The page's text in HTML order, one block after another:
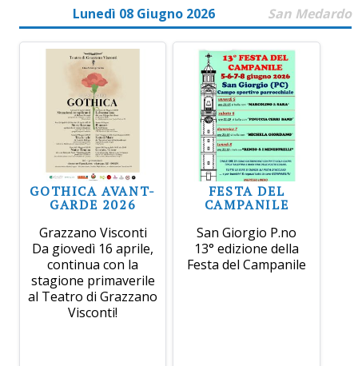
Lunedì 08 Giugno 2026 San Medardo
GOTHICA AVANT-
GARDE 2026
Grazzano Visconti
Da giovedì 16 aprile,
continua con la
stagione primaverile
al Teatro di Grazzano
Visconti!
FESTA DEL
CAMPANILE
San Giorgio P.no
13° edizione della
Festa del Campanile